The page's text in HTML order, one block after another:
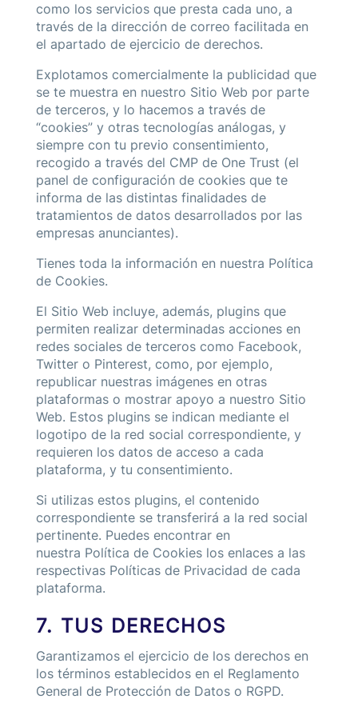
como los servicios que presta cada uno, a
través de la dirección de correo facilitada en
el apartado de ejercicio de derechos.
Explotamos comercialmente la publicidad que
se te muestra en nuestro Sitio Web por parte
de terceros, y lo hacemos a través de
“cookies” y otras tecnologías análogas, y
siempre con tu previo consentimiento,
recogido a través del CMP de One Trust (el
panel de configuración de cookies que te
informa de las distintas finalidades de
tratamientos de datos desarrollados por las
empresas anunciantes).
Tienes toda la información en nuestra Política
de Cookies.
El Sitio Web incluye, además, plugins que
permiten realizar determinadas acciones en
redes sociales de terceros como Facebook,
Twitter o Pinterest, como, por ejemplo,
republicar nuestras imágenes en otras
plataformas o mostrar apoyo a nuestro Sitio
Web. Estos plugins se indican mediante el
logotipo de la red social correspondiente, y
requieren los datos de acceso a cada
plataforma, y tu consentimiento.
Si utilizas estos plugins, el contenido
correspondiente se transferirá a la red social
pertinente. Puedes encontrar en
nuestra Política de Cookies los enlaces a las
respectivas Políticas de Privacidad de cada
plataforma.
7. TUS DERECHOS
Garantizamos el ejercicio de los derechos en
los términos establecidos en el Reglamento
General de Protección de Datos o RGPD.